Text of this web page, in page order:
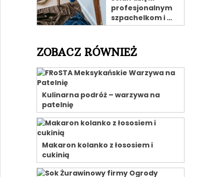
profesjonalnym
szpachelkom i …
ZOBACZ RÓWNIEŻ
Kulinarna podróż – warzywa na
patelnię
Makaron kolanko z łososiem i
cukinią